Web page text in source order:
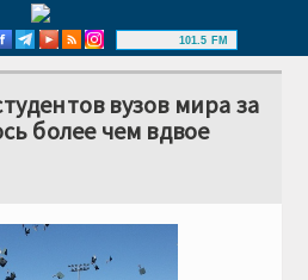
101.5 FM
вузов мира за
более чем вдвое